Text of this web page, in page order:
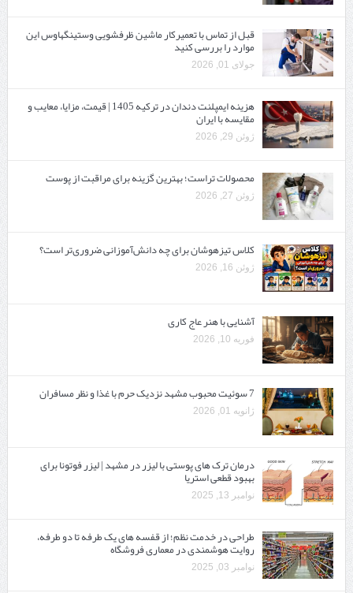
قبل از تماس با تعمیرکار ماشین ظرفشویی وستینگهاوس این
موارد را بررسی کنید
جولای 01, 2026
هزینه ایمپلنت دندان در ترکیه 1405 | قیمت، مزایا، معایب و
مقایسه با ایران
ژوئن 29, 2026
محصولات تراست؛ بهترین گزینه برای مراقبت از پوست
ژوئن 27, 2026
کلاس تیزهوشان برای چه دانش‌آموزانی ضروری‌تر است؟
ژوئن 16, 2026
آشنایی با هنر عاج کاری
فوریه 10, 2026
7 سوئیت محبوب مشهد نزدیک حرم با غذا و نظر مسافران
ژانویه 01, 2026
درمان ترک های پوستی با لیزر در مشهد | لیزر فوتونا برای
بهبود قطعی استریا
نوامبر 13, 2025
طراحی در خدمت نظم؛ از قفسه ‌های یک‌ طرفه تا دو طرفه،
روایت هوشمندی در معماری فروشگاه
نوامبر 03, 2025